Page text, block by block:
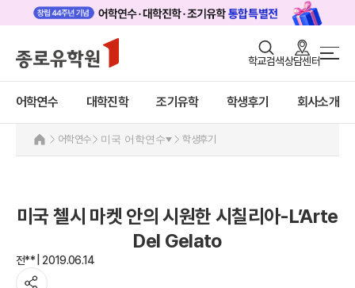
학교검색상담센터
어학연수 대학진학 조기유학 학생후기 회사소개
로그인 회원가입
어학연수
대학진학
조기/캠프
유학가이드
미국
미국 어학연수 안내
추천도시 및 인기어학원
프로모션
캐나다
어학연수 미국 어학연수 학생후기
미국 첼시 마켓 안의 시원한 시칠리아-L’Arte
Del Gelato
전** | 2019.06.14